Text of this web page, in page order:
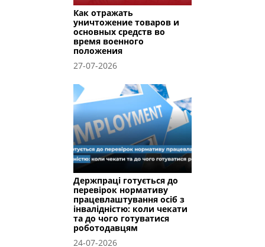
Как отражать
уничтожение товаров и
основных средств во
время военного
положения
27-07-2026
Держпраці готується до
перевірок нормативу
працевлаштування осіб з
інвалідністю: коли чекати
та до чого готуватися
роботодавцям
24-07-2026